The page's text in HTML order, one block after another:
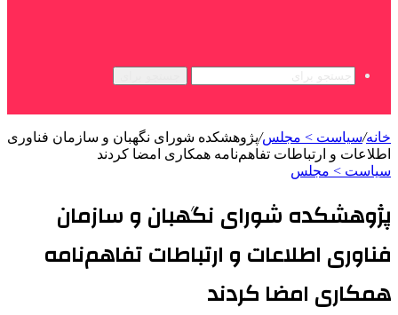
خانه/سیاست > مجلس/پژوهشکده شورای نگهبان و سازمان فناوری
اطلاعات و ارتباطات تفاهم‌نامه‌ همکاری امضا کردند
سیاست > مجلس
پژوهشکده شورای نگهبان و سازمان
فناوری اطلاعات و ارتباطات تفاهم‌نامه‌
همکاری امضا کردند